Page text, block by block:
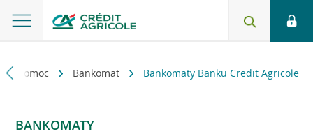
i pomoc Bankomat Bankomaty Banku Credit Agricole
BANKOMATY